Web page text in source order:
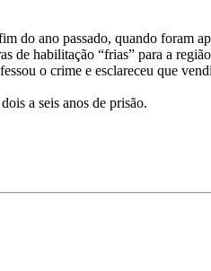
do ano passado, quando foram
de habilitação “frias” para a
o crime e esclareceu que
a seis anos de prisão.